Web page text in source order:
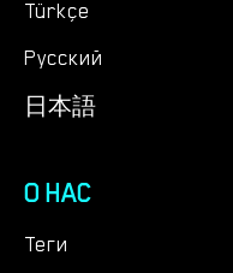
Türkçe
Русский
日本語
О НАС
Теги